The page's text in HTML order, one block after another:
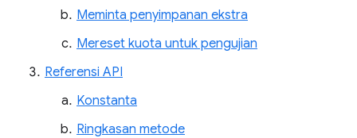
Meminta penyimpanan ekstra
Mereset kuota untuk pengujian
Referensi API
Konstanta
Ringkasan metode